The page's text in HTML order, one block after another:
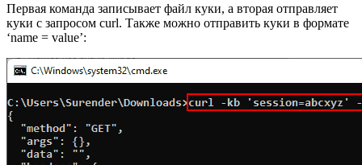
Первая команда записывает файл куки, а вторая отправляет
куки с запросом curl. Также можно отправить куки в формате
‘name = value’: